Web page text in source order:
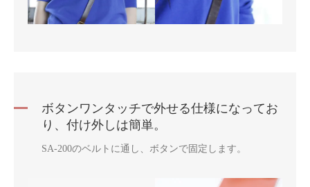
ボタンワンタッチで外せる仕様になってお
り、付け外しは簡単。
SA-200のベルトに通し、ボタンで固定します。